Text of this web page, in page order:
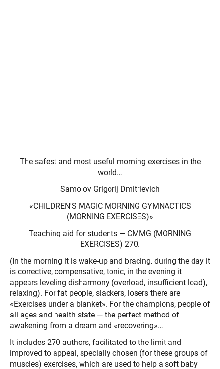
The safest and most useful morning exercises in the
world…
Samolov Grigorij Dmitrievich
«CHILDREN'S MAGIC MORNING GYMNACTICS
(MORNING EXERCISES)»
Teaching aid for students — CMMG (MORNING
EXERCISES) 270.
(In the morning it is wake-up and bracing, during the day it
is corrective, compensative, tonic, in the evening it
appears leveling disharmony (overload, insufficient load),
relaxing). For fat people, slackers, losers there are
«Exercises under a blanket». For the champions, people of
all ages and health state — the perfect method of
awakening from a dream and «recovering»…
It includes 270 authors, facilitated to the limit and
improved to appeal, specially chosen (for these groups of
muscles) exercises, which are used to help a soft baby